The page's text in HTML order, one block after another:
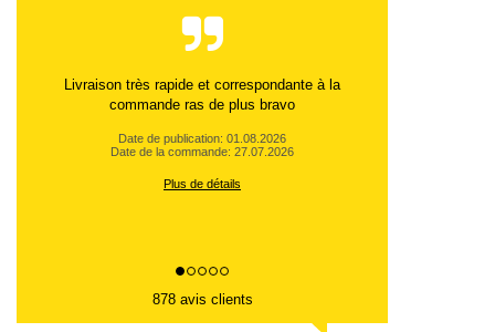
Livraison très rapide et correspondante à la
commande ras de plus bravo
Date de publication: 01.08.2026
Date de la commande: 27.07.2026
Plus de détails
878 avis clients